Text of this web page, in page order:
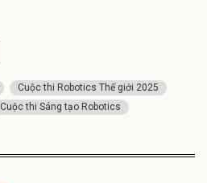
Cuộc thi Robotics Thế giới 2025
Cuộc thi Sáng tạo Robotics